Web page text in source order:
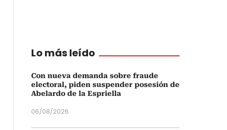
Lo más leído
Con nueva demanda sobre fraude
electoral, piden suspender posesión de
Abelardo de la Espriella
06/08/2026